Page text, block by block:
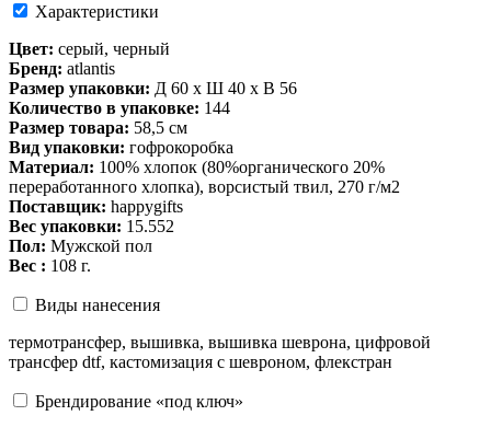
Характеристики
Цвет: серый, черный
Бренд: atlantis
Размер упаковки: Д 60 x Ш 40 x В 56
Количество в упаковке: 144
Размер товара: 58,5 см
Вид упаковки: гофрокоробка
Материал: 100% хлопок (80%органического 20%
переработанного хлопка), ворсистый твил, 270 г/м2
Поставщик: happygifts
Вес упаковки: 15.552
Пол: Мужской пол
Вес : 108 г.
Виды нанесения
термотрансфер, вышивка, вышивка шеврона, цифровой
трансфер dtf, кастомизация с шевроном, флекстран
Брендирование «под ключ»